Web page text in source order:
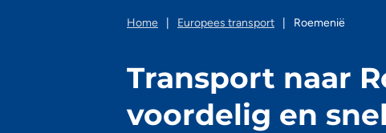
Home Europees transport Roemenië
Transport naar
voordelig en snel